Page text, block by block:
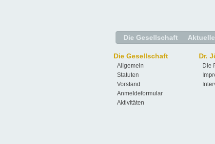
Die Gesellschaft
Die Gesellschaft
Allgemein
Statuten
Vorstand
Anmeldeformular
Aktivitäten
Dr.
Die